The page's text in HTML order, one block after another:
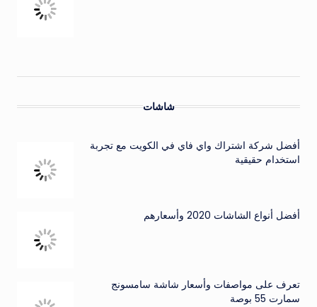
شاشات
أفضل شركة اشتراك واي فاي في الكويت مع تجربة
استخدام حقيقية
أفضل أنواع الشاشات 2020 وأسعارهم
تعرف على مواصفات وأسعار شاشة سامسونج
سمارت 55 بوصة